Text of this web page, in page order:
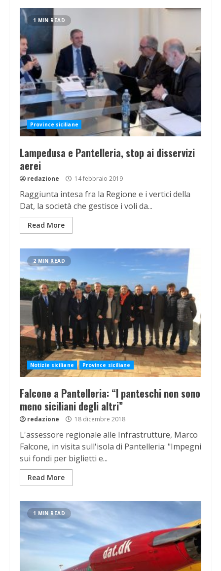
1 MIN READ
Province siciliane
Lampedusa e Pantelleria, stop ai disservizi
aerei
redazione 14 febbraio 2019
Raggiunta intesa fra la Regione e i vertici della
Dat, la società che gestisce i voli da...
Read More
2 MIN READ
Notizie siciliane Province siciliane
Falcone a Pantelleria: “I panteschi non sono
meno siciliani degli altri”
redazione 18 dicembre 2018
L'assessore regionale alle Infrastrutture, Marco
Falcone, in visita sull'isola di Pantelleria: "Impegni
sui fondi per biglietti e...
Read More
1 MIN READ